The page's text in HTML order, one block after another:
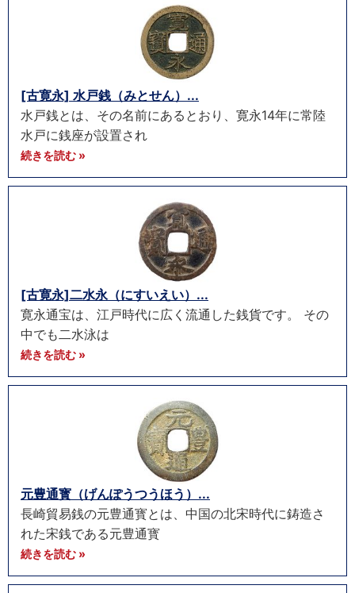
[古寛永] 水戸銭（みとせん）...
水戸銭とは、その名前にあるとおり、寛永14年に常陸
水戸に銭座が設置され
続きを読む »
[古寛永]二水永（にすいえい）...
寛永通宝は、江戸時代に広く流通した銭貨です。 その
中でも二水泳は
続きを読む »
元豊通寳（げんぽうつうほう）...
長崎貿易銭の元豊通寳とは、中国の北宋時代に鋳造さ
れた宋銭である元豊通寳
続きを読む »